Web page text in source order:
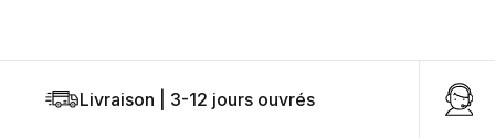
Livraison | 3-12 jours ouvrés